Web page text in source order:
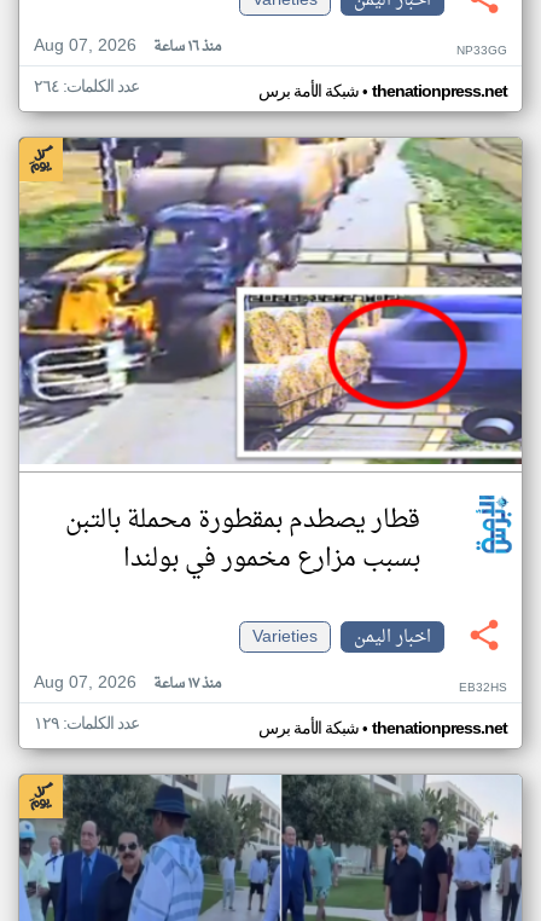
Aug 07, 2026
منذ ١٦ ساعة NP33GG
شبكة الأمة برس• thenationpress.net عدد الكلمات: ٢٦٤
قطار يصطدم بمقطورة محملة بالتبن
بسبب مزارع مخمور في بولندا
اخبار اليمن
Varieties
Aug 07, 2026
منذ ١٧ ساعة EB32HS
شبكة الأمة برس• thenationpress.net عدد الكلمات: ١٢٩